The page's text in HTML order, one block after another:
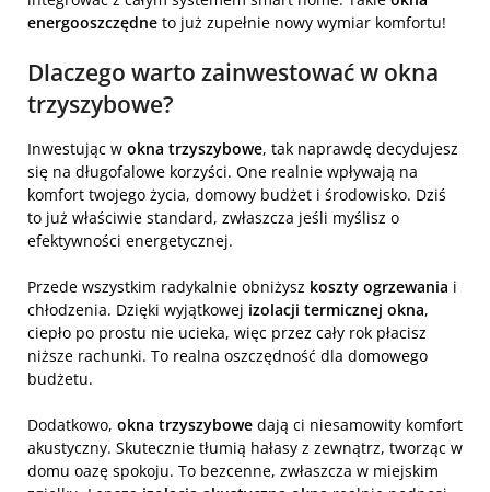
energooszczędne to już zupełnie nowy wymiar komfortu!
Dlaczego warto zainwestować w okna
trzyszybowe?
Inwestując w okna trzyszybowe, tak naprawdę decydujesz
się na długofalowe korzyści. One realnie wpływają na
komfort twojego życia, domowy budżet i środowisko. Dziś
to już właściwie standard, zwłaszcza jeśli myślisz o
efektywności energetycznej.
Przede wszystkim radykalnie obniżysz koszty ogrzewania i
chłodzenia. Dzięki wyjątkowej izolacji termicznej okna,
ciepło po prostu nie ucieka, więc przez cały rok płacisz
niższe rachunki. To realna oszczędność dla domowego
budżetu.
Dodatkowo, okna trzyszybowe dają ci niesamowity komfort
akustyczny. Skutecznie tłumią hałasy z zewnątrz, tworząc w
domu oazę spokoju. To bezcenne, zwłaszcza w miejskim